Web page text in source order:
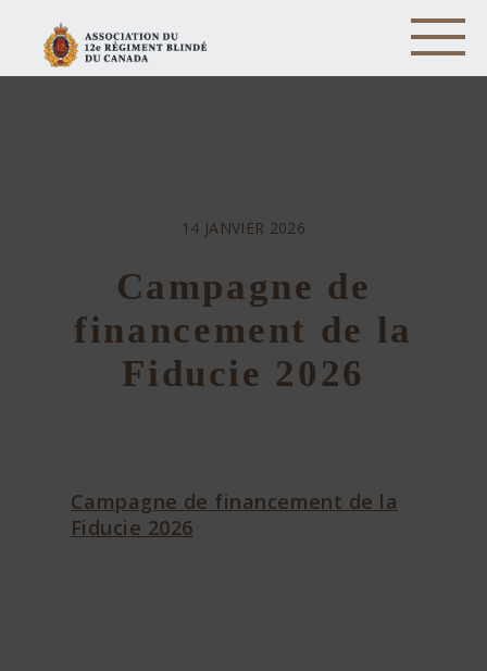
14 JANVIER 2026
Campagne de
financement de la
Fiducie 2026
Campagne de financement de la
Fiducie 2026